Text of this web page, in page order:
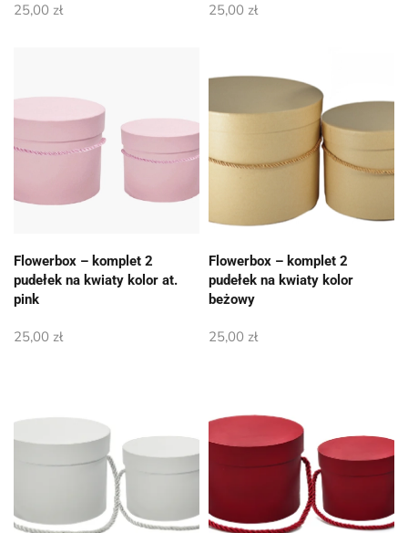
25,00 zł 25,00 zł
Flowerbox – komplet 2
pudełek na kwiaty kolor at.
pink
25,00 zł
Flowerbox – komplet 2
pudełek na kwiaty kolor
beżowy
25,00 zł